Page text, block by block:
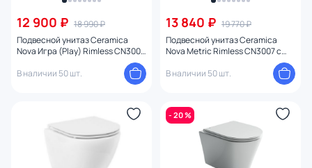
12 900 ₽ 18 990 ₽
Подвесной унитаз Ceramica
Nova Игра (Play) Rimless CN3001
В наличии 50 шт.
13 840 ₽ 19 770 ₽
Подвесной унитаз Ceramica
Nova Metric Rimless CN3007 с
В наличии 50 шт.
- 20 %
От До
Бренд